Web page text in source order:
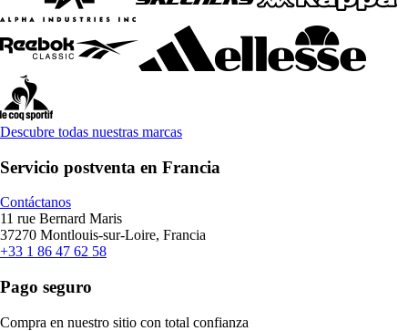
Descubre todas nuestras marcas
Servicio postventa en Francia
Contáctanos
11 rue Bernard Maris
37270 Montlouis-sur-Loire, Francia
+33 1 86 47 62 58
Pago seguro
Compra en nuestro sitio con total confianza